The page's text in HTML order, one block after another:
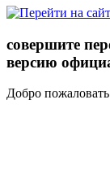
совершите
версию
Добро